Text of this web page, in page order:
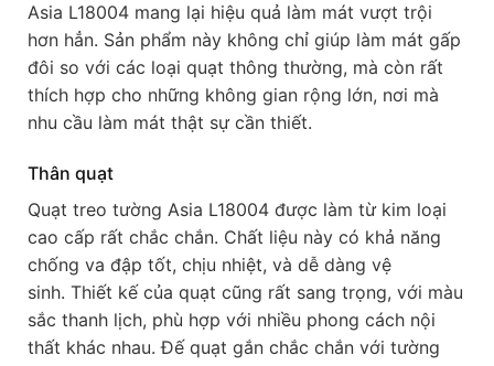
Asia L18004 mang lại hiệu quả làm mát vượt trội
hơn hẳn. Sản phẩm này không chỉ giúp làm mát gấp
đôi so với các loại quạt thông thường, mà còn rất
thích hợp cho những không gian rộng lớn, nơi mà
nhu cầu làm mát thật sự cần thiết.
Thân quạt
Quạt treo tường Asia L18004 được làm từ kim loại
cao cấp rất chắc chắn. Chất liệu này có khả năng
chống va đập tốt, chịu nhiệt, và dễ dàng vệ
sinh. Thiết kế của quạt cũng rất sang trọng, với màu
sắc thanh lịch, phù hợp với nhiều phong cách nội
thất khác nhau. Đế quạt gắn chắc chắn với tường